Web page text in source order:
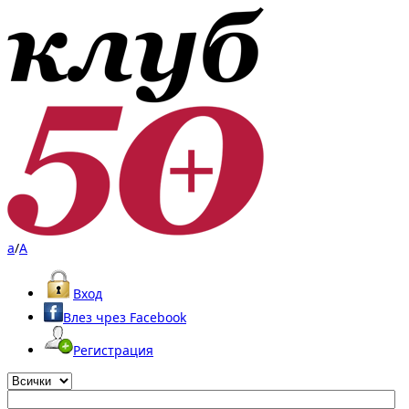
a/A
Вход
Влез чрез Facebook
Регистрация